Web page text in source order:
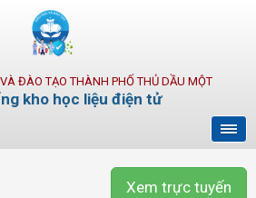
ĐÀO TẠO THÀNH PHỐ THỦ DẦU MỘT
kho học liệu điện tử
Xem trực tuyến